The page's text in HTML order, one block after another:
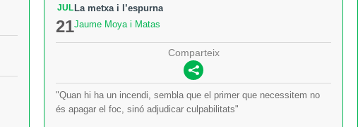
JUL
21
La metxa i l’espurna
Jaume Moya i Matas
Comparteix
"Quan hi ha un incendi, sembla que el primer que necessitem no
és apagar el foc, sinó adjudicar culpabilitats"